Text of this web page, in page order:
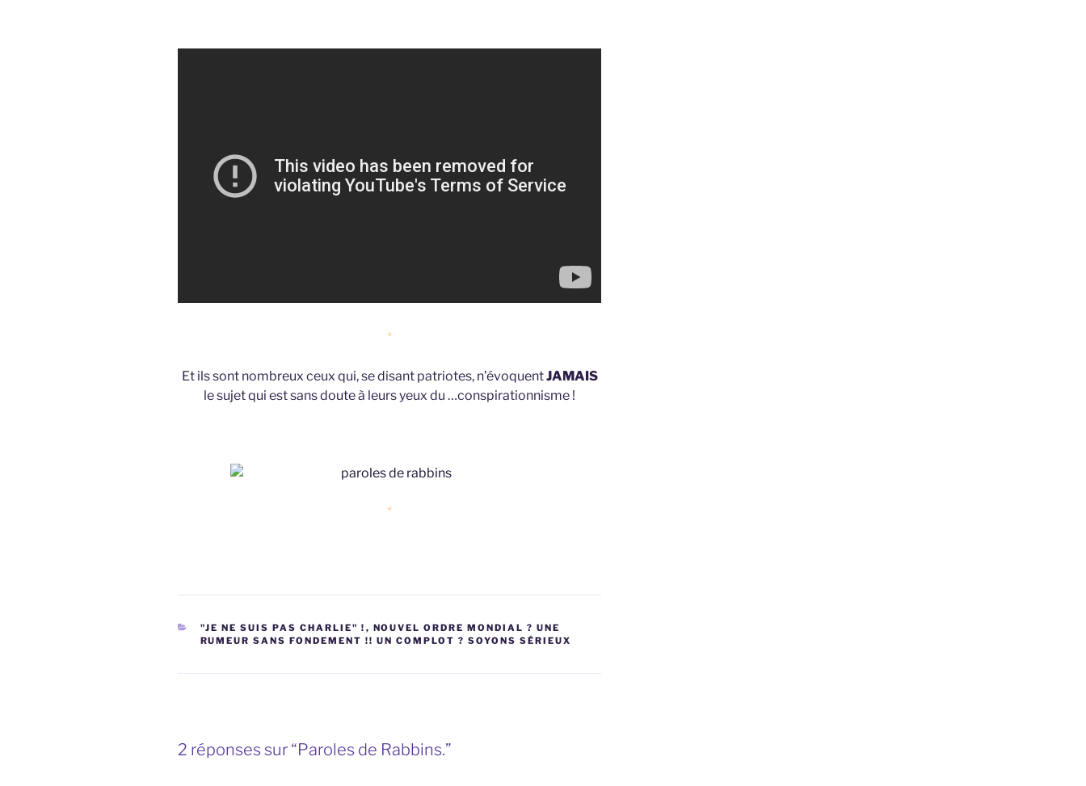
*
Et ils sont nombreux ceux qui, se disant patriotes, n’évoquentJAMAIS
le sujet qui est sans doute à leurs yeux du …conspirationnisme !
*
CATÉGORIES
"JE NE SUIS PAS CHARLIE" ! , NOUVEL ORDRE MONDIAL ? UNE
RUMEUR SANS FONDEMENT !! UN COMPLOT ? SOYONS SÉRIEUX
2 réponses sur “Paroles de Rabbins.”